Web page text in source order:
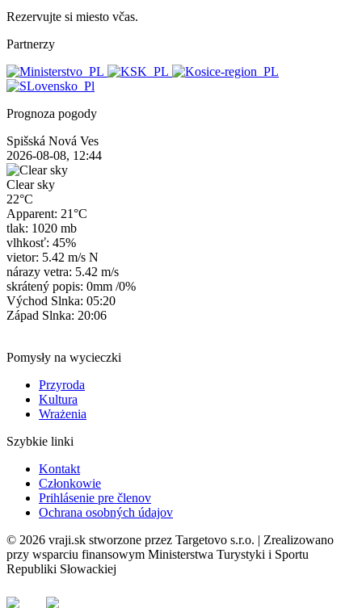
Rezervujte si miesto včas.
Partnerzy
Prognoza pogody
Spišská Nová Ves
2026-08-08, 12:44
Clear sky
22°C
Apparent: 21°C
tlak: 1020 mb
vlhkosť: 45%
vietor: 5.42 m/s N
nárazy vetra: 5.42 m/s
skrátený popis: 0mm /0%
Východ Slnka: 05:20
Západ Slnka: 20:06
Pomysły na wycieczki
Przyroda
Kultura
Wrażenia
Szybkie linki
Kontakt
Członkowie
Prihlásenie pre členov
Ochrana osobných údajov
© 2026 vraji.sk stworzone przez Targetovo s.r.o. | Zrealizowano
przy wsparciu finansowym Ministerstwa Turystyki i Sportu
Republiki Słowackiej